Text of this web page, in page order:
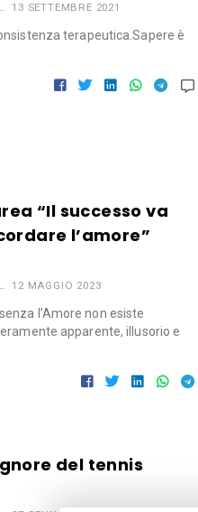
13 SETTEMBRE 2021
terapeutica.Sapere è
“Il successo va
l’amore”
12 MAGGIO 2023
l’Amore non esiste
apparente, illusorio e
del tennis